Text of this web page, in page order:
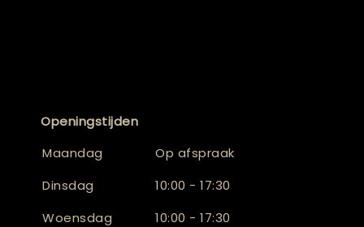
Openingstijden
Maandag
Op afspraak
Dinsdag
10:00 - 17:30
Woensdag
10:00 - 17:30